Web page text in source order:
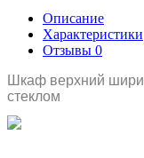
Описание
Характеристики
Отзывы 0
Шкаф верхний
стеклом